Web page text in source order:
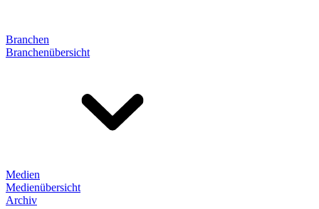
Branchen
Branchenübersicht
Medien
Medienübersicht
Archiv